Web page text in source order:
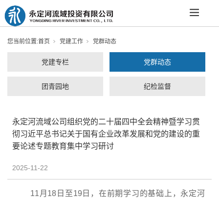
您当前位置:首页 党建工作 党群动态
党建专栏 党群动态
团青园地 纪检监督
永定河流域公司组织党的二十届四中全会精神暨学习贯
彻习近平总书记关于国有企业改革发展和党的建设的重
要论述专题教育集中学习研讨
2025-11-22
11月18日至19日，在前期学习的基础上，永定河